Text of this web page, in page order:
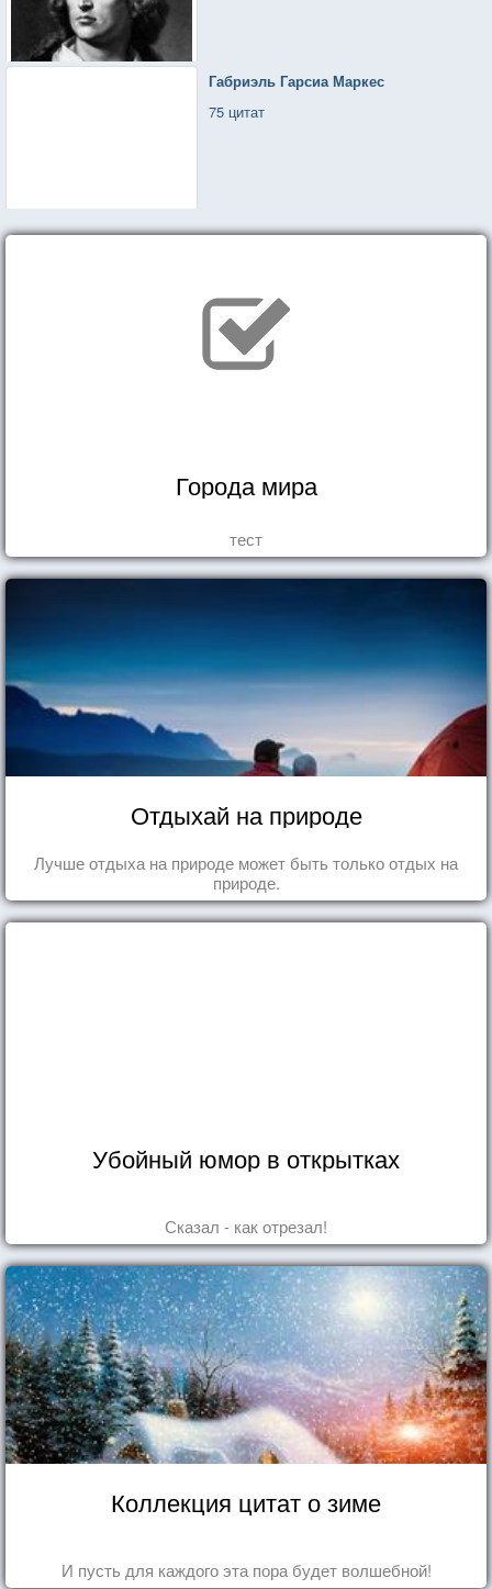
Габриэль Гарсиа Маркес
75 цитат
Города мира
тест
Отдыхай на природе
Лучше отдыха на природе может быть только отдых на
природе.
Убойный юмор в открытках
Сказал - как отрезал!
Коллекция цитат о зиме
И пусть для каждого эта пора будет волшебной!